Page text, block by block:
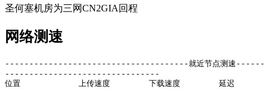
圣何塞机房为三网CN2GIA回程
网络测速
--------------------------------------就近节点测速------
--------------------------------
位置            上传速度        下载速度        延迟